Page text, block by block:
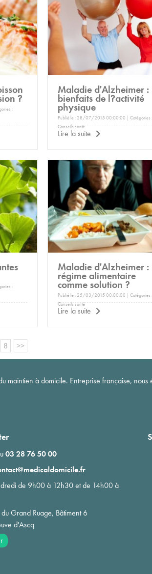
?
:
Maladie d'Alzheimer :
bienfaits de l?activité
physique
Publié le : 28/07/2015 00:00:00 | Catégories :
Conseils santé
Lire la suite
:
Maladie d'Alzheimer :
régime alimentaire
comme solution ?
Publié le : 25/03/2015 00:00:00 | Catégories :
Conseils santé
Lire la suite
8 >>
maintien à domicile. Entreprise française,
03 28 76 50 00
de 9h00 à 12h30 et de 14h00 à
Grand Ruage, Bâtiment 6
d'Ascq